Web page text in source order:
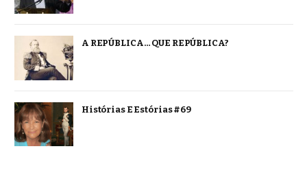
A REPÚBLICA… QUE REPÚBLICA?
Histórias E Estórias #69